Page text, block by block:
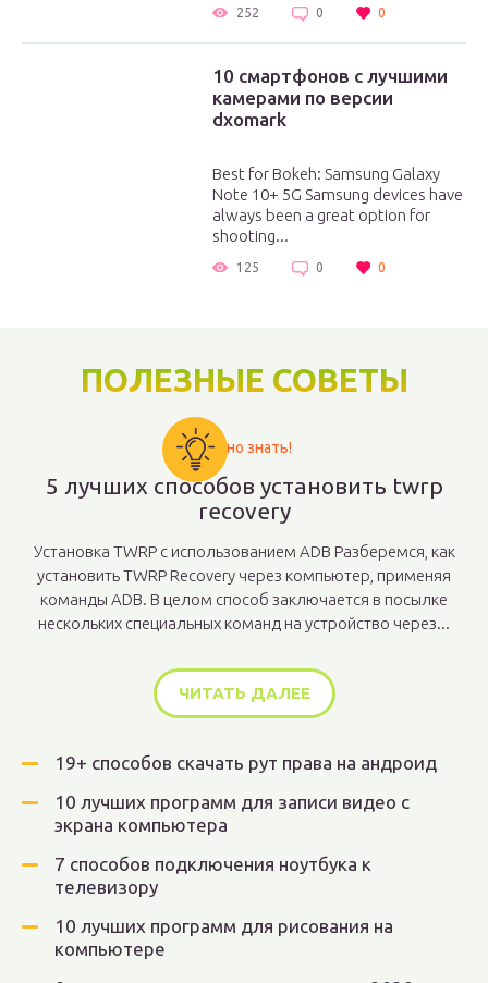
252 0 0
10 смартфонов с лучшими
камерами по версии
dxomark
Best for Bokeh: Samsung Galaxy
Note 10+ 5G Samsung devices have
always been a great option for
shooting...
125 0 0
ПОЛЕЗНЫЕ СОВЕТЫ
Важно знать!
5 лучших способов установить twrp
recovery
Установка TWRP с использованием ADB Разберемся, как
установить TWRP Recovery через компьютер, применяя
команды ADB. В целом способ заключается в посылке
нескольких специальных команд на устройство через...
ЧИТАТЬ ДАЛЕЕ
19+ способов скачать рут права на андроид
10 лучших программ для записи видео с
экрана компьютера
7 способов подключения ноутбука к
телевизору
10 лучших программ для рисования на
компьютере